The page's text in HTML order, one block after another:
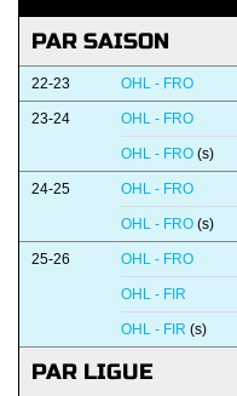
PAR SAISON
22-23 OHL - FRO
23-24 OHL - FRO
OHL - FRO (s)
24-25 OHL - FRO
OHL - FRO (s)
25-26 OHL - FRO
OHL - FIR
OHL - FIR (s)
PAR LIGUE